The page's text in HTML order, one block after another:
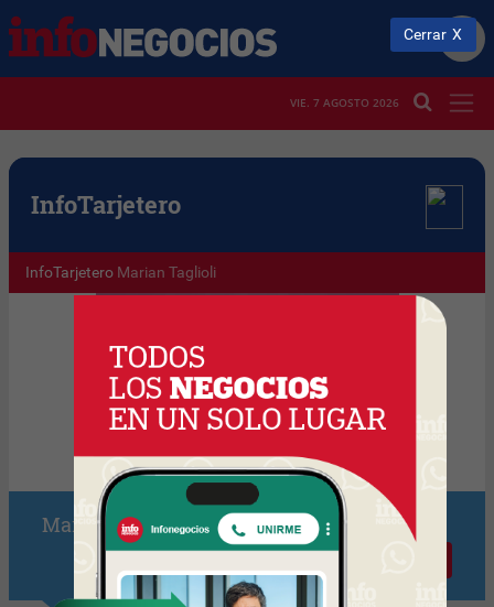
VIE. 7 AGOSTO 2026
InfoTarjetero
InfoTarjetero Marian Taglioli
Marian Taglioli
Cerrar